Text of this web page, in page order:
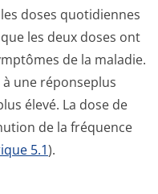
doses quotidiennes
les deux doses ont
de la maladie.
à une réponseplus
élevé. La dose de
de la fréquence
5.1).